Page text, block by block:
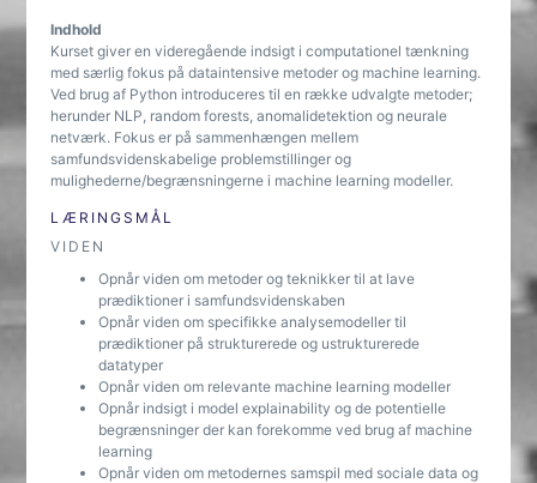
Indhold
Kurset giver en videregående indsigt i computationel tænkning
med særlig fokus på dataintensive metoder og machine learning.
Ved brug af Python introduceres til en række udvalgte metoder;
herunder NLP, random forests, anomalidetektion og neurale
netværk. Fokus er på sammenhængen mellem
samfundsvidenskabelige problemstillinger og
mulighederne/begrænsningerne i machine learning modeller.
LÆRINGSMÅL
VIDEN
Opnår viden om metoder og teknikker til at lave
prædiktioner i samfundsvidenskaben
Opnår viden om specifikke analysemodeller til
prædiktioner på strukturerede og ustrukturerede
datatyper
Opnår viden om relevante machine learning modeller
Opnår indsigt i model explainability og de potentielle
begrænsninger der kan forekomme ved brug af machine
learning
Opnår viden om metodernes samspil med sociale data og